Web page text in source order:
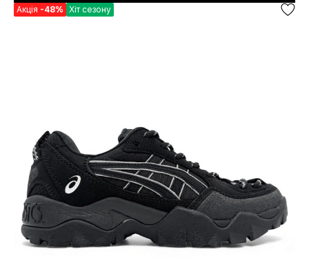
Акція -48% Хіт сезону